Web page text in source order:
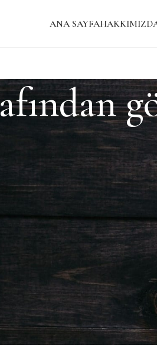
ANA SAYFA
yapmak, ilgili bir gönderi